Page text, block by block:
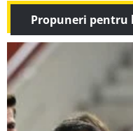
Propuneri pentru